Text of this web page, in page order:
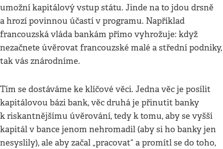
umožní kapitálový vstup státu. Jinde na to jdou drsně
a hrozí povinnou účastí v programu. Například
francouzská vláda bankám přímo vyhrožuje: když
nezačnete úvěrovat francouzské malé a střední podniky,
tak vás znárodníme.
Tím se dostáváme ke klíčové věci. Jedna věc je posílit
kapitálovou bázi bank, věc druhá je přinutit banky
k riskantnějšímu úvěrování, tedy k tomu, aby se vyšší
kapitál v bance jenom nehromadil (aby si ho banky jen
nesyslily), ale aby začal „pracovat“ a promítl se do toho,